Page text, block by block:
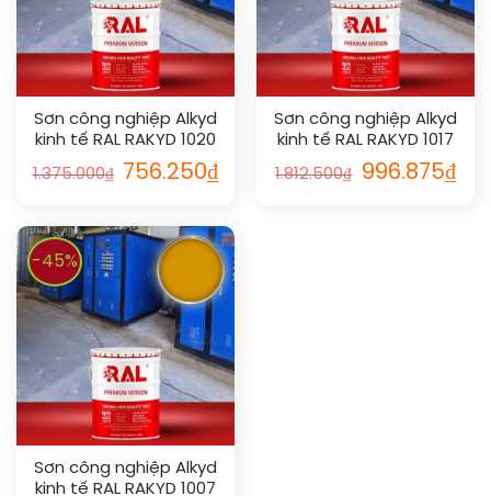
Sơn công nghiệp Alkyd
kinh tế RAL RAKYD 1020
1.375.000₫ 756.250₫
Sơn công nghiệp Alkyd
kinh tế RAL RAKYD 1017
1.812.500₫ 996.875₫
-45%
Sơn công nghiệp Alkyd
kinh tế RAL RAKYD 1007